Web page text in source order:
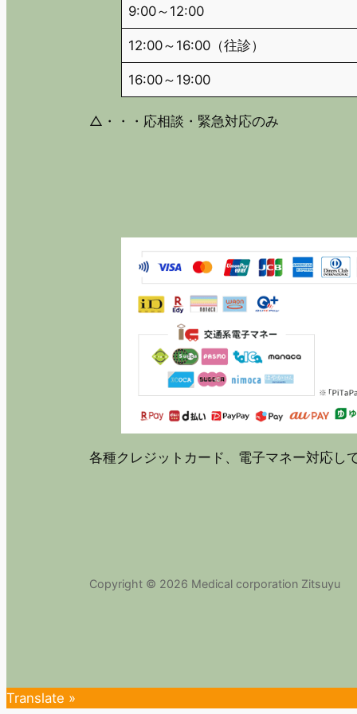
9:00～12:00
12:00～16:00（往診）
16:00～19:00
△・・・応相談・緊急対応のみ
各種クレジットカード、電子マネー対応し
Copyright © 2026 Medical corporation Zitsuyu
Translate »